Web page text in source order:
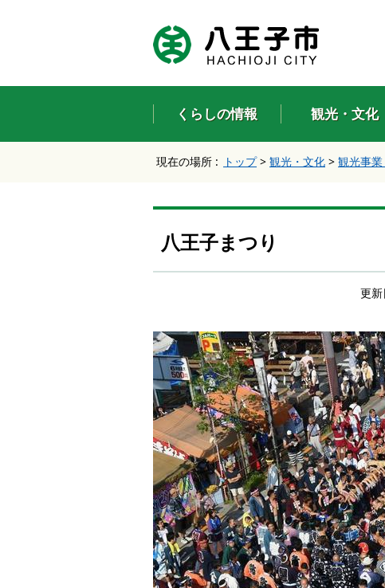
ン
タ
ー
キ
ナ
ビ
シ
を
ス
し
て
本
文
へ
移
動
し
す
くらしの情報 観光・文化
現在の場所 : トップ> 観光・文化 > 観光事業
八王子まつり
更新